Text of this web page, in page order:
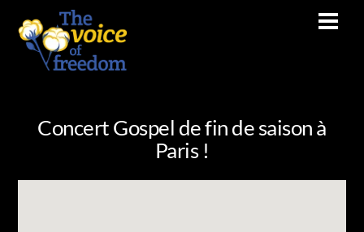
content
Concert Gospel de fin de saison à
Paris !